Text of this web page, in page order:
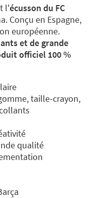
l'écusson du FC
Conçu en Espagne,
européenne.
et de grande
officiel 100 %
taille-crayon,
qualité